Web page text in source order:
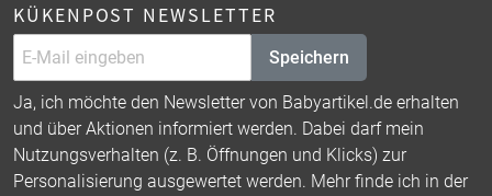
KÜKENPOST NEWSLETTER
Speichern
Ja, ich möchte den Newsletter von Babyartikel.de erhalten
und über Aktionen informiert werden. Dabei darf mein
Nutzungsverhalten (z. B. Öffnungen und Klicks) zur
Personalisierung ausgewertet werden. Mehr finde ich in der